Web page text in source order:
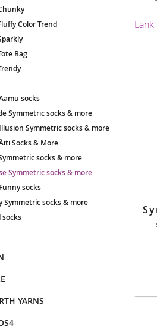
Color Trend
Bag
socks
Symmetric socks & more
Symmetric socks & more
Socks & More
socks & more
Symmetric socks & more
socks
Symmetric socks & more
socks
YARNS